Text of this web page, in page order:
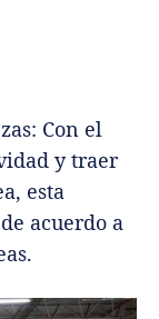
Con el
y traer
esta
acuerdo a